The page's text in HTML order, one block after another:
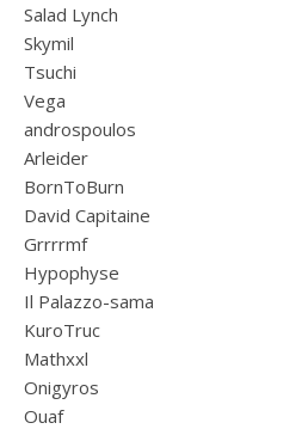
Salad Lynch
Skymil
Tsuchi
Vega
androspoulos
Arleider
BornToBurn
David Capitaine
Grrrrmf
Hypophyse
Il Palazzo-sama
KuroTruc
Mathxxl
Onigyros
Ouaf